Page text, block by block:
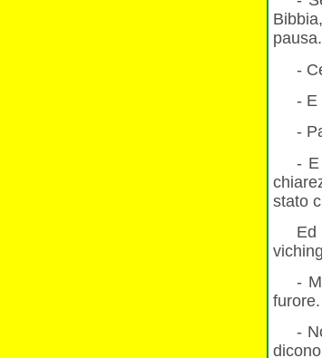
-
- E
-
- E
stato
-
-